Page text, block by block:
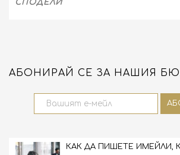
СПОДЕЛИ
АБОНИРАЙ СЕ ЗА НАШИЯ
КАК ДА ПИШЕТЕ ИМЕЙЛИ,